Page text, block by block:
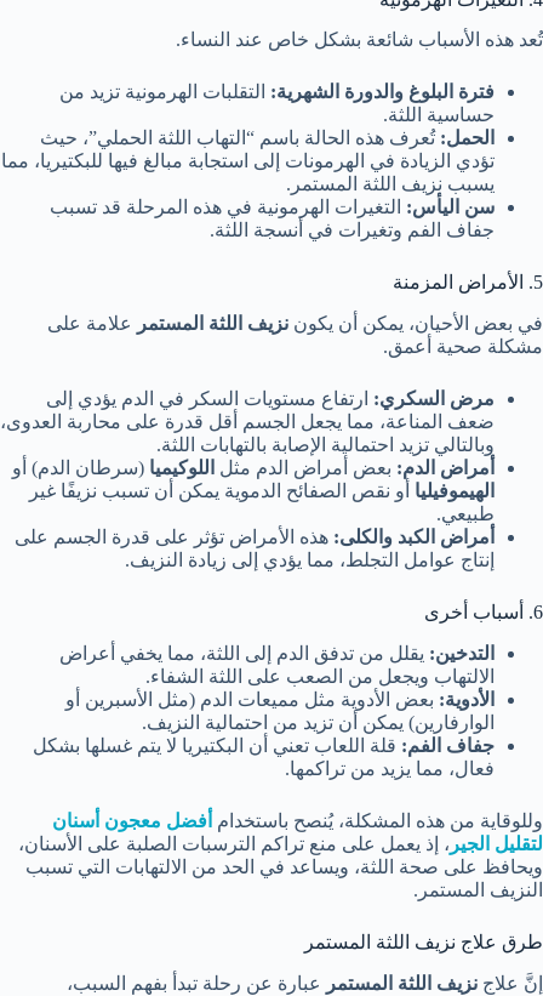
تُعد هذه الأسباب شائعة بشكل خاص عند النساء.
فترة البلوغ والدورة الشهرية: التقلبات الهرمونية تزيد من
حساسية اللثة.
الحمل: تُعرف هذه الحالة باسم “التهاب اللثة الحملي”، حيث
تؤدي الزيادة في الهرمونات إلى استجابة مبالغ فيها للبكتيريا، مما
يسبب نزيف اللثة المستمر.
سن اليأس: التغيرات الهرمونية في هذه المرحلة قد تسبب
جفاف الفم وتغيرات في أنسجة اللثة.
5. الأمراض المزمنة
في بعض الأحيان، يمكن أن يكون نزيف اللثة المستمر
علامة على
مشكلة صحية أعمق.
مرض السكري: ارتفاع مستويات السكر في الدم يؤدي إلى
ضعف المناعة، مما يجعل الجسم أقل قدرة على محاربة العدوى،
وبالتالي تزيد احتمالية الإصابة بالتهابات اللثة.
أمراض الدم: بعض أمراض الدم مثل اللوكيميا (سرطان الدم) أو
الهيموفيليا أو نقص الصفائح الدموية يمكن أن تسبب نزيفًا غير
طبيعي.
أمراض الكبد والكلى: هذه الأمراض تؤثر على قدرة الجسم على
إنتاج عوامل التجلط، مما يؤدي إلى زيادة النزيف.
6. أسباب أخرى
التدخين: يقلل من تدفق الدم إلى اللثة، مما يخفي أعراض
الالتهاب ويجعل من الصعب على اللثة الشفاء.
الأدوية: بعض الأدوية مثل مميعات الدم (مثل الأسبرين أو
الوارفارين) يمكن أن تزيد من احتمالية النزيف.
جفاف الفم: قلة اللعاب تعني أن البكتيريا لا يتم غسلها بشكل
فعال، مما يزيد من تراكمها.
وللوقاية من هذه المشكلة، يُنصح باستخدام أفضل معجون أسنان
لتقليل الجير ، إذ يعمل على منع تراكم الترسبات الصلبة على الأسنان،
ويحافظ على صحة اللثة، ويساعد في الحد من الالتهابات التي تسبب
النزيف المستمر.
طرق علاج نزيف اللثة المستمر
إنَّ علاج نزيف اللثة المستمر
عبارة عن رحلة تبدأ بفهم السبب،